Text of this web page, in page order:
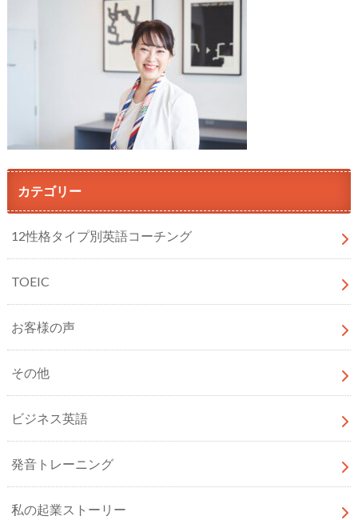
カテゴリー
12性格タイプ別英語コーチング
TOEIC
お客様の声
その他
ビジネス英語
発音トレーニング
私の起業ストーリー